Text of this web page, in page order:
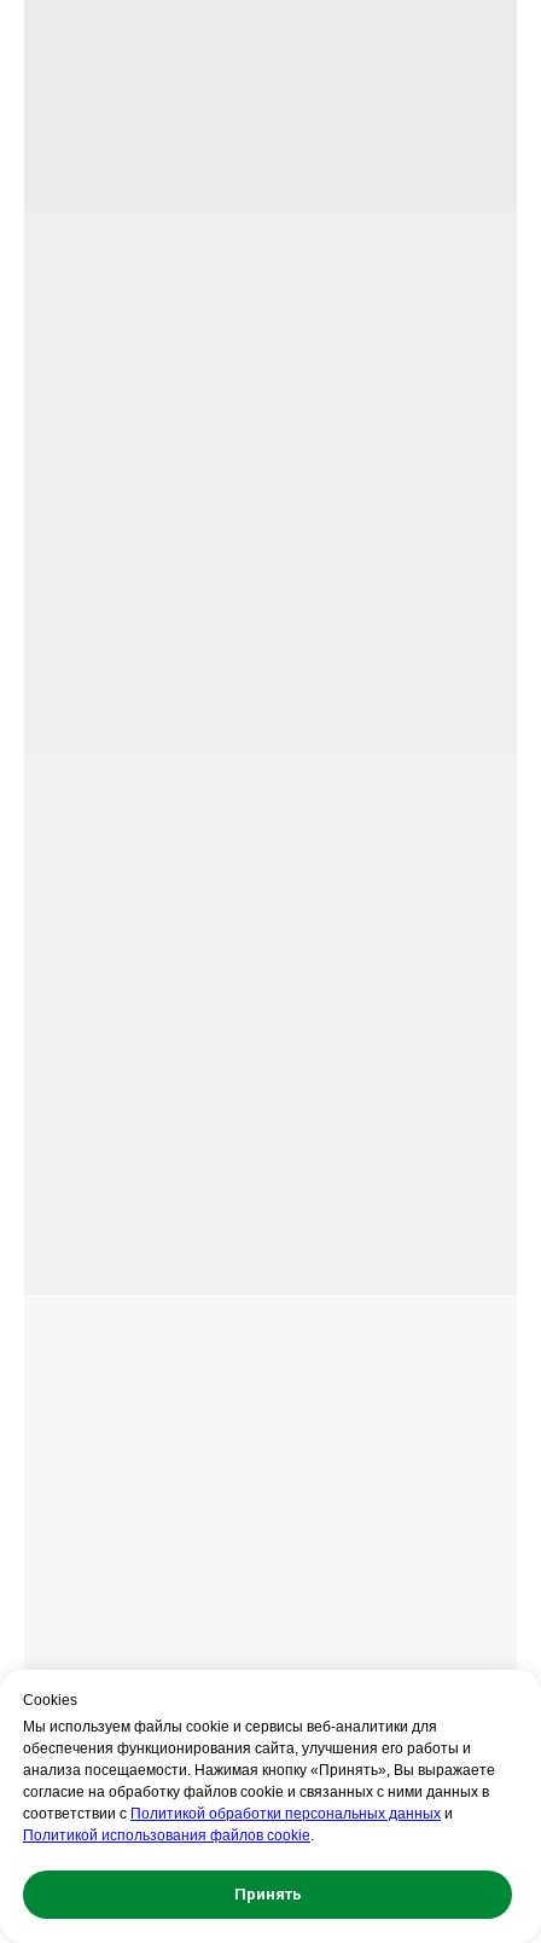
Сookies
Мы используем файлы cookie и сервисы веб-аналитики для
обеспечения функционирования сайта, улучшения его работы и
анализа посещаемости. Нажимая кнопку «Принять», Вы выражаете
согласие на обработку файлов cookie и связанных с ними данных в
соответствии с Политикой обработки персональных данных и
Политикой использования файлов cookie.
ПринятьСвяжитесь с нами!